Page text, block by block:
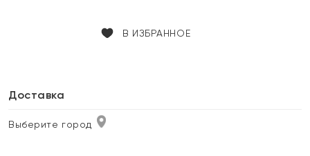
В ИЗБРАННОЕ
Доставка
Выберите город